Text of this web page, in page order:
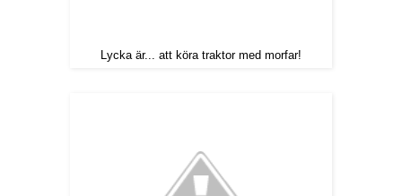
Lycka är... att köra traktor med morfar!